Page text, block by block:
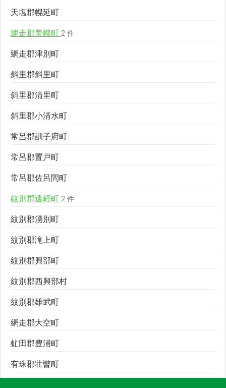
天塩郡幌延町
網走郡美幌町 2 件
網走郡津別町
斜里郡斜里町
斜里郡清里町
斜里郡小清水町
常呂郡訓子府町
常呂郡置戸町
常呂郡佐呂間町
紋別郡遠軽町 2 件
紋別郡湧別町
紋別郡滝上町
紋別郡興部町
紋別郡西興部村
紋別郡雄武町
網走郡大空町
虻田郡豊浦町
有珠郡壮瞥町